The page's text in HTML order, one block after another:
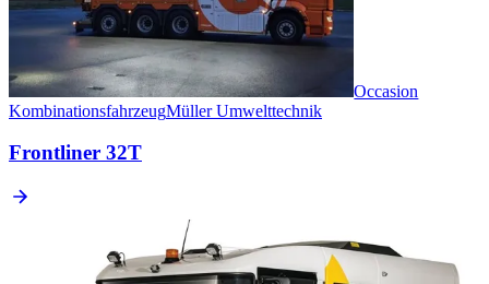
Occasion
KombinationsfahrzeugMüller Umwelttechnik
Frontliner 32T